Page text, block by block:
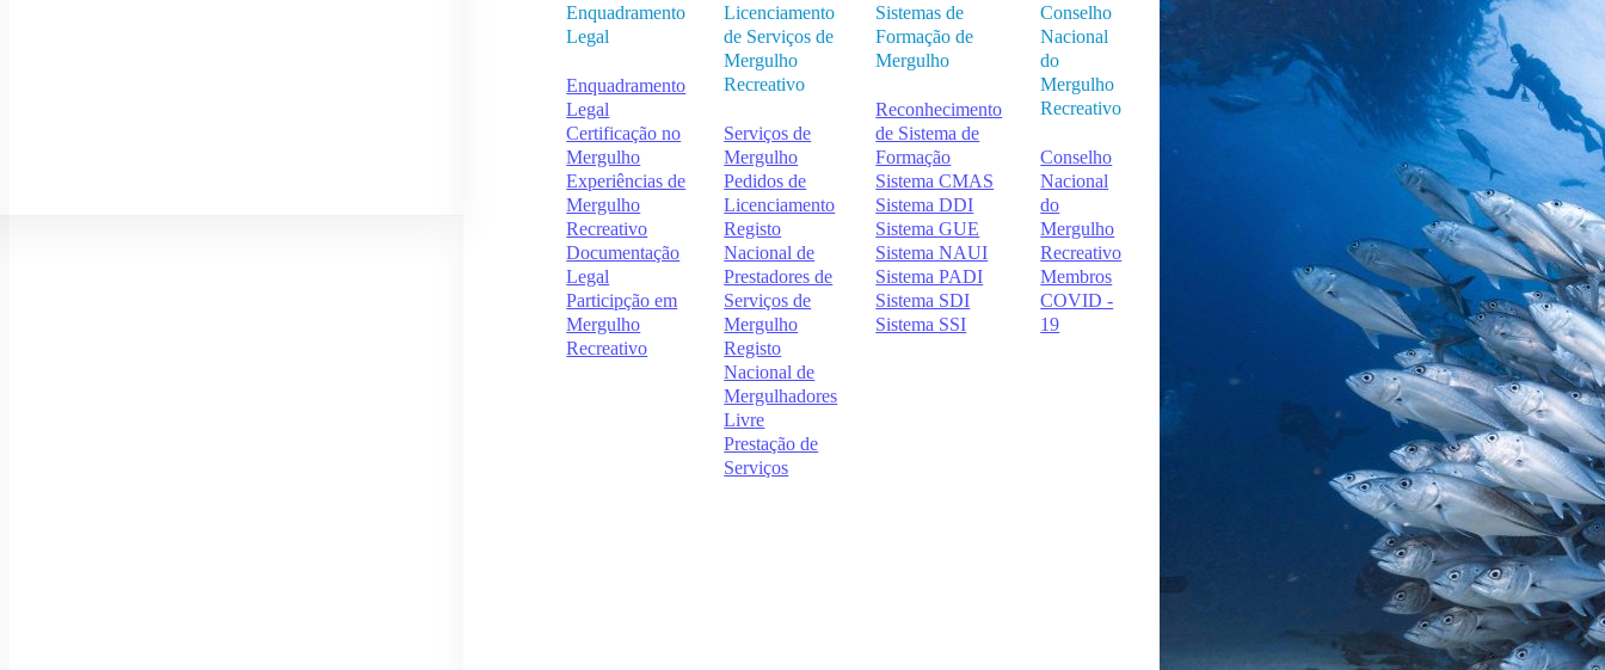
Enquadramento
Legal
Enquadramento
Legal
Certificação no
Mergulho
Experiências de
Mergulho
Recreativo
Documentação
Legal
Participção em
Mergulho
Recreativo
Licenciamento
de Serviços de
Mergulho
Recreativo
Serviços de
Mergulho
Pedidos de
Licenciamento
Registo
Nacional de
Prestadores de
Serviços de
Mergulho
Registo
Nacional de
Mergulhadores
Livre
Prestação de
Serviços
Sistemas de
Formação de
Mergulho
Reconhecimento
de Sistema de
Formação
Sistema CMAS
Sistema DDI
Sistema GUE
Sistema NAUI
Sistema PADI
Sistema SDI
Sistema SSI
Conselho
Nacional
do
Mergulho
Recreativo
Conselho
Nacional
do
Mergulho
Recreativo
Membros
COVID -
19